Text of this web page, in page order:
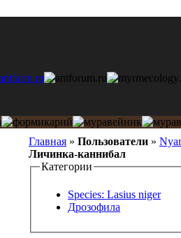
Главная » Пользователи »
Личинка-каннибал
Категории
Species: Lasius niger
Дрозофила